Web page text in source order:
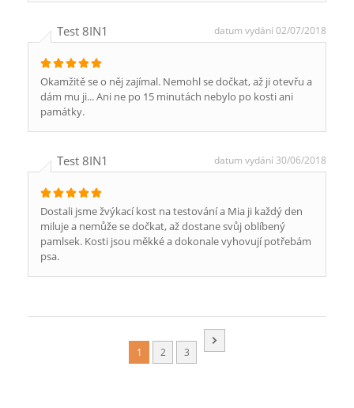
Test 8IN1 datum vydání 02/07/2018
Okamžitě se o něj zajímal. Nemohl se dočkat, až ji otevřu a
dám mu ji... Ani ne po 15 minutách nebylo po kosti ani
památky.
Test 8IN1 datum vydání 30/06/2018
Dostali jsme žvýkací kost na testování a Mia ji každý den
miluje a nemůže se dočkat, až dostane svůj oblíbený
pamlsek. Kosti jsou měkké a dokonale vyhovují potřebám
psa.
1 2 3